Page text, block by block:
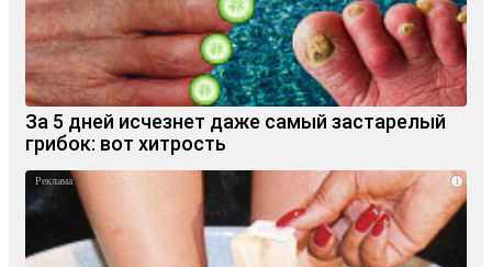
За 5 дней исчезнет даже самый застарелый
грибок: вот хитрость
i